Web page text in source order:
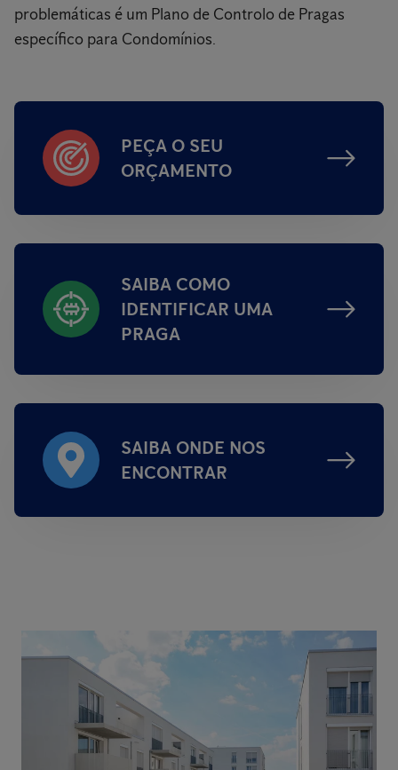
problemáticas é um Plano de Controlo de Pragas
específico para Condomínios.
PEÇA O SEU
ORÇAMENTO
SAIBA COMO
IDENTIFICAR UMA
PRAGA
SAIBA ONDE NOS
ENCONTRAR